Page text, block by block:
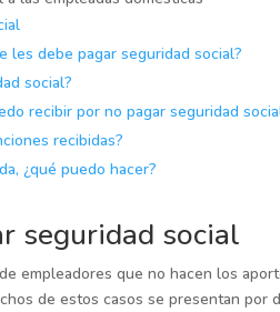
les debe pagar seguridad social?
social?
recibir por no pagar seguridad
recibidas?
¿qué puedo hacer?
seguridad social
empleadores que no hacen los
de estos casos se presentan